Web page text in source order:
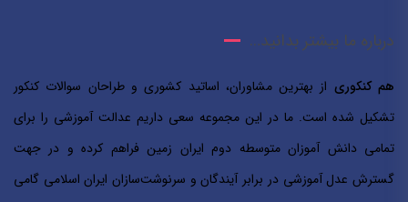
درباره ما بیشتر بدانید…
هم کنکوری از بهترین مشاوران، اساتید کشوری و طراحان سوالات کنکور
تشکیل شده است. ما در این مجموعه سعی داریم عدالت آموزشی را برای
تمامی دانش آموزان متوسطه دوم ایران زمین فراهم کرده و در جهت
گسترش عدل آموزشی در برابر آیندگان و سرنوشت‌سازان ایران اسلامی‌ گامی